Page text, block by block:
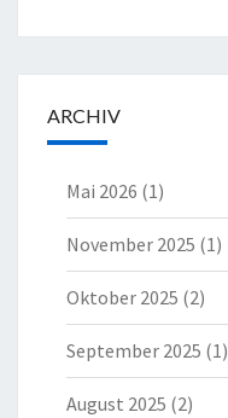
ARCHIV
Mai 2026 (1)
November 2025 (1)
Oktober 2025 (2)
September 2025 (1)
August 2025 (2)